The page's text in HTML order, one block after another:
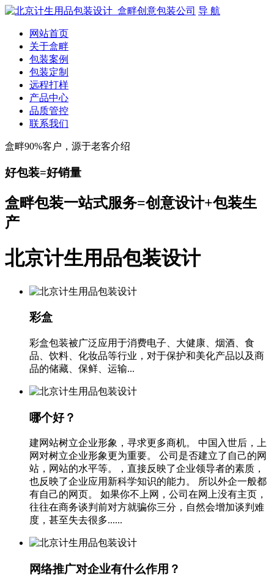
导 航
网站首页
关于盒畔
包装案例
包装定制
远程打样
产品中心
品质管控
联系我们
盒畔90%客户，源于老客介绍
好包装=好销量
盒畔包装一站式服务=创意设计+包装生
产
北京计生用品包装设计
彩盒
彩盒包装被广泛应用于消费电子、大健康、烟酒、食
品、饮料、化妆品等行业，对于保护和美化产品以及商
品的储藏、保鲜、运输...
哪个好？
建网站树立企业形象，寻求更多商机。 中国入世后，上
网对树立企业形象更为重要。 公司是否建立了自己的网
站，网站的水平等。，直接反映了企业领导者的素质，
也反映了企业应用新科学知识的能力。 所以外企一般都
有自己的网页。 如果你不上网，公司在网上没有主页，
往往在商务谈判前对方就骗你三分，自然会增加谈判难
度，甚至失去很多......
网络推广对企业有什么作用？